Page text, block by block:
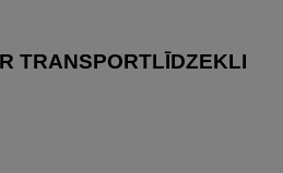
TRANSPORTLĪDZEKLI